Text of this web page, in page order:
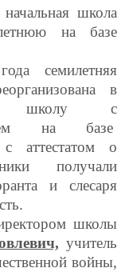
школа
на базе
семилетняя
в
школу с
на базе
аттестатом о
получали
и слесаря
школы
учитель
войны,